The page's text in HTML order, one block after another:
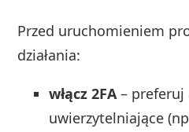
Przed uruchomieniem
działania:
włącz 2FA– preferuj
uwierzytelniające